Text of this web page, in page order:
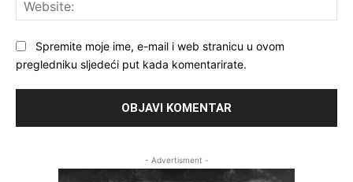
Spremite moje ime, e-mail i web stranicu u ovom
pregledniku sljedeći put kada komentarirate.
- Advertisment -